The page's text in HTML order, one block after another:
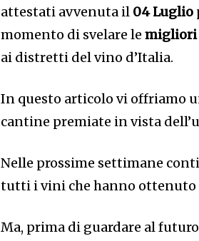
attestati avvenuta il 04 Luglio
momento di svelare lemigliori
ai distretti del vino d’Italia.
In questo articolo vi offriamo
cantine premiate in vista
Nelle prossime settimane
tutti i vini che hanno ottenuto
Ma, prima di guardare al